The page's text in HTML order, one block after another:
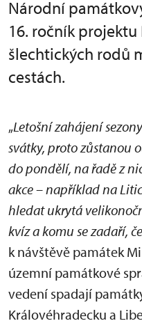
Národní
16. ročník projektu
šlechtických rodů
cestách.
„Letošní zahájení
svátky, proto zůstanou
do pondělí, na řadě z
akce – například na
hledat ukrytá
kvíz a komu se zadaří,
k návštěvě památek
územní památkové
vedení spadají
Královéhradecku a